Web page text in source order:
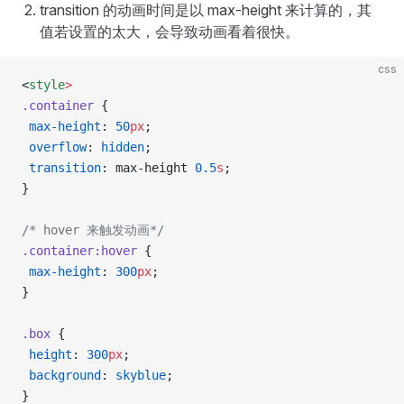
transition 的动画时间是以 max-height 来计算的，其
值若设置的太大，会导致动画看着很快。
css
<style>
.container {
max-height : 50px;
overflow: hidden;
transition: max-height 0.5s ;
}
/* hover 来触发动画*/
.container:hover {
max-height : 300px;
}
.box {
height : 300px;
background : skyblue;
}